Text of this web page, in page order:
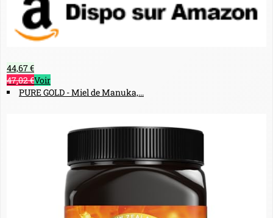
44,67 €
47,02 €Voir
PURE GOLD - Miel de Manuka,...